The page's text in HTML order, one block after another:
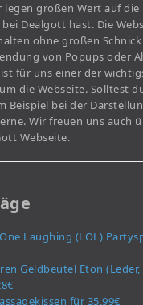
legen großen Wert auf die
Dealgott hast. Die
ohne großen Schnick
von Popups oder
für uns einer der
die Webseite. Solltest
Beispiel bei der
Wir freuen uns auch
Webseite.
Laughing (LOL)
Geldbeutel Eton
für 35,99€